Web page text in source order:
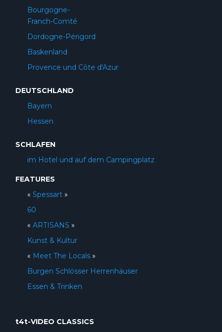
Bourgogne-
Franch-Comté
Dordogne-Périgord
Baskenland
Provence und Côte d'Azur
DEUTSCHLAND
Bayern
Hessen
SCHLAFEN
im Hotel und auf dem Campingplatz
FEATURES
« Spessart »
60
« ARTISANS »
Kunst & Kultur
« Meet The Locals »
Burgen Schlösser Herrenhäuser
Essen & Trinken
t4t-VIDEO CLASSICS